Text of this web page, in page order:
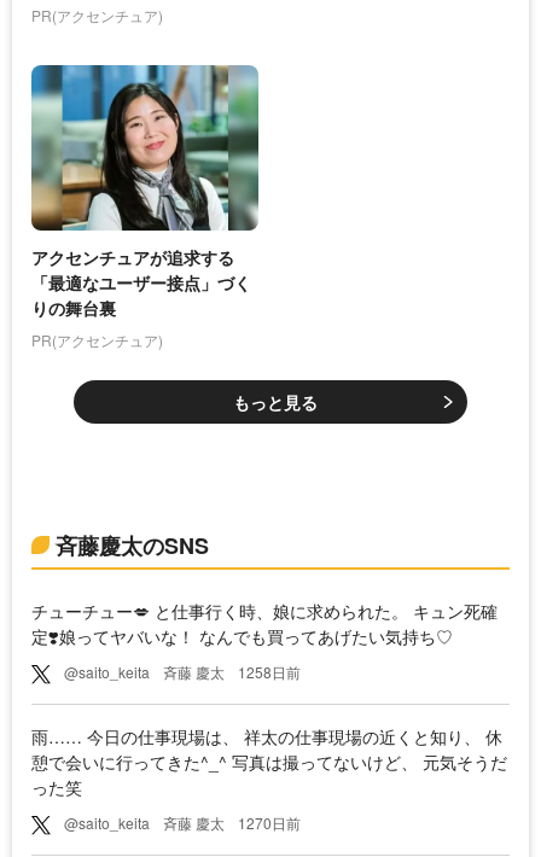
PR(アクセンチュア)
アクセンチュアが追求する
「最適なユーザー接点」づく
りの舞台裏
PR(アクセンチュア)
もっと見る
斉藤慶太のSNS
チューチュー💋 と仕事行く時、娘に求められた。 キュン死確
定❣️娘ってヤバいな！ なんでも買ってあげたい気持ち♡
@saito_keita 斉藤 慶太 1258日前
雨…… 今日の仕事現場は、 祥太の仕事現場の近くと知り、 休
憩で会いに行ってきた^_^ 写真は撮ってないけど、 元気そうだ
った笑
@saito_keita 斉藤 慶太 1270日前